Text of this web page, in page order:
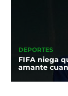
DEPORTES
FIFA niega
amante